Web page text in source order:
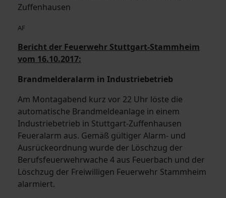
AF
Bericht der Feuerwehr Stuttgart-Stammheim
vom 16.10.2017:
Brandmelderalarm in Industriebetrieb
Am Montagabend kurz vor 22 Uhr löste die
automatische Brandmeldeanlage in einem
Industriebetrieb in Stuttgart-Zuffenhausen
Feueralarm aus. Gemäß gültiger Alarm- und
Ausrückeordnung wurde der Löschzug der
Berufsfeuerwehrwache 4 aus Feuerbach und der
Löschzug der Freiwilligen Feuerwehr Stammheim
alarmiert.